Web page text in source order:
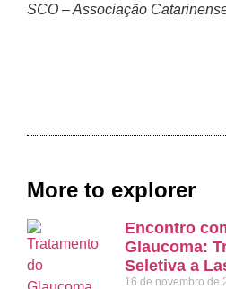
SCO – Associação
More to explorer
Encontro
Glaucoma:
Seletiva a
16 de novembro de